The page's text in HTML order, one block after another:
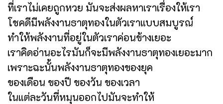
ที่เราไม่เคยถูกหวย มันจะส่งผลหาเราเรื่องให้เรา
โชคดีมีพลังงานธาตุทองในตัวเราแบบสมบูรณ์
ทำให้พลังงานที่อยู่ในตัวเราค่อนข้างเยอะ
เราคิดอ่านอะไรมันก็จะมีพลังงานธาตุทองเยอะมาก
เพราะฉะนั้นพลังงานธาตุทองของยุค
ของเดือน ของปี ของวัน ของเวลา
ในแต่ละวันที่หมุนออกไปมันจะทำให้